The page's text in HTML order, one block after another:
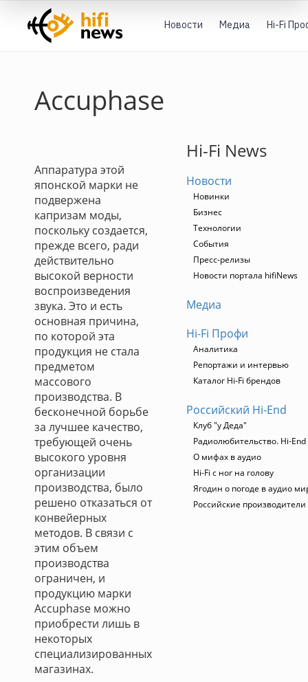
Новости Медиа Hi-Fi
Accuphase
Аппаратура этой
японской марки не
подвержена
капризам моды,
поскольку создается,
прежде всего, ради
действительно
высокой верности
воспроизведения
звука. Это и есть
основная причина,
по которой эта
продукция не стала
предметом
массового
производства. В
бесконечной борьбе
за лучшее качество,
требующей очень
высокого уровня
организации
производства, было
решено отказаться от
конвейерных
методов. В связи с
этим объем
производства
ограничен, и
продукцию марки
Accuphase можно
приобрести лишь в
некоторых
специализированных
магазинах.
Hi-Fi News
Новости
Новинки
Бизнес
Технологии
События
Пресс-релизы
Новости портала hifiNews
Медиа
Hi-Fi Профи
Аналитика
Репортажи и интервью
Каталог Hi-Fi брендов
Российский Hi-End
Клуб "у Деда"
Радиолюбительство. Hi-End
О мифах в аудио
Hi-Fi с ног на голову
Ягодин о погоде в аудио
Российские производители